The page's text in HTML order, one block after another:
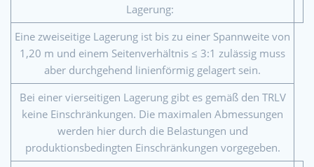
Lagerung:
Eine zweiseitige Lagerung ist bis zu einer Spannweite von
1,20 m und einem Seitenverhältnis ≤ 3:1 zulässig muss
aber durchgehend linienförmig gelagert sein.
Bei einer vierseitigen Lagerung gibt es gemäß den TRLV
keine Einschränkungen. Die maximalen Abmessungen
werden hier durch die Belastungen und
produktionsbedingten Einschränkungen vorgegeben.